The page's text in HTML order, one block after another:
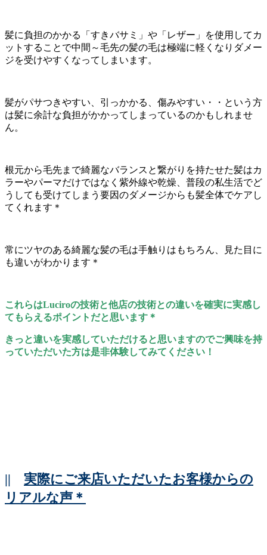
髪に負担のかかる「すきバサミ」や「レザー」を使用してカ
ットすることで中間～毛先の髪の毛は極端に軽くなりダメー
ジを受けやすくなってしまいます。
髪がパサつきやすい、引っかかる、傷みやすい・・という方
は髪に余計な負担がかかってしまっているのかもしれませ
ん。
根元から毛先まで綺麗なバランスと繋がりを持たせた髪はカ
ラーやパーマだけではなく紫外線や乾燥、普段の私生活でど
うしても受けてしまう要因のダメージからも髪全体でケアし
てくれます＊
常にツヤのある綺麗な髪の毛は手触りはもちろん、見た目に
も違いがわかります＊
これらはLuciroの技術と他店の技術との違いを確実に実感し
てもらえるポイントだと思います＊
きっと違いを実感していただけると思いますのでご興味を持
っていただいた方は是非体験してみてください！
|| 実際にご来店いただいたお客様からの
リアルな声＊